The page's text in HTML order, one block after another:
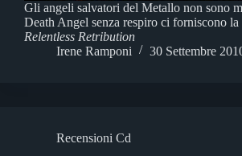
Gli angeli salvatori del Metallo non sono
Death Angel senza respiro ci forniscono
Relentless Retribution
Irene Ramponi
30 Settembre
Recensioni Cd